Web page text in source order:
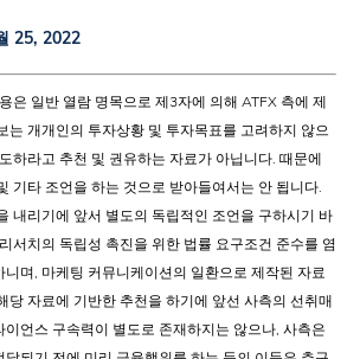
25, 2022
은 일반 열람 명목으로 제3자에 의해 ATFX 측에 제
는 개개인의 투자상황 및 투자목표를 고려하지 않으
하라고 추천 및 권유하는 자료가 아닙니다. 때문에
기타 조언을 하는 것으로 받아들여서는 안 됩니다.
내리기에 앞서 별도의 독립적인 조언을 구하시기 바
서치의 독립성 촉진을 위한 법률 요구조건 준수를 염
니며, 마케팅 커뮤니케이션의 일환으로 제작된 자료
당 자료에 기반한 추천을 하기에 앞선 사측의 선취매
이언스 구속력이 별도로 존재하지는 않으나, 사측은